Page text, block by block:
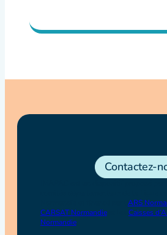
Contactez-
ARS
CARSAT Normandieet les Caisses
Normandie.